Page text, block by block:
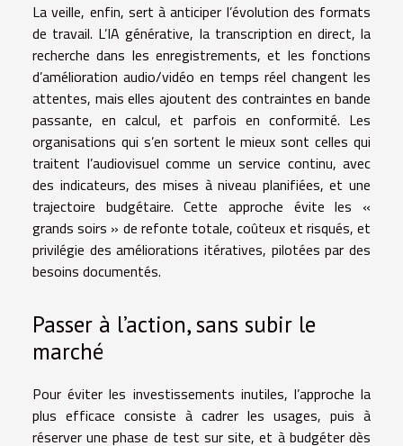
La veille, enfin, sert à anticiper l’évolution des formats
de travail. L’IA générative, la transcription en direct, la
recherche dans les enregistrements, et les fonctions
d’amélioration audio/vidéo en temps réel changent les
attentes, mais elles ajoutent des contraintes en bande
passante, en calcul, et parfois en conformité. Les
organisations qui s’en sortent le mieux sont celles qui
traitent l’audiovisuel comme un service continu, avec
des indicateurs, des mises à niveau planifiées, et une
trajectoire budgétaire. Cette approche évite les «
grands soirs » de refonte totale, coûteux et risqués, et
privilégie des améliorations itératives, pilotées par des
besoins documentés.
Passer à l’action, sans subir le
marché
Pour éviter les investissements inutiles, l’approche la
plus efficace consiste à cadrer les usages, puis à
réserver une phase de test sur site, et à budgéter dès